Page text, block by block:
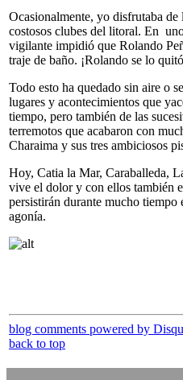
Ocasionalmente, yo disfrutaba de
costosos clubes del litoral. En
vigilante impidió que Rolando
traje de baño. ¡Rolando se lo
Todo esto ha quedado sin aire o
lugares y acontecimientos que
tiempo, pero también de las
terremotos que acabaron con
Charaima y sus tres ambiciosos
Hoy, Catia la Mar, Caraballeda,
vive el dolor y con ellos también
persistirán durante mucho
agonía.
blog comments powered by
back to top